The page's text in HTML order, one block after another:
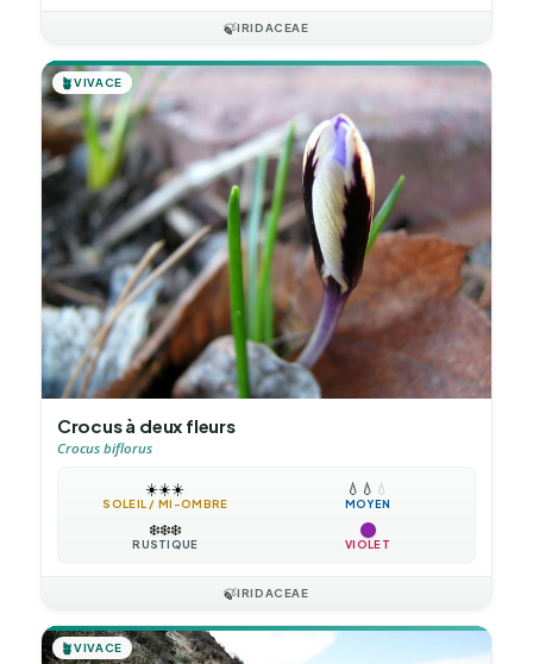
🍃IRIDACEAE
🪴VIVACE
Crocus à deux fleurs
Crocus biflorus
☀️☀️☀️
SOLEIL / MI-OMBRE
💧 💧 💧
MOYEN
❄️❄️❄️
RUSTIQUE VIOLET
🍃IRIDACEAE
🪴VIVACE